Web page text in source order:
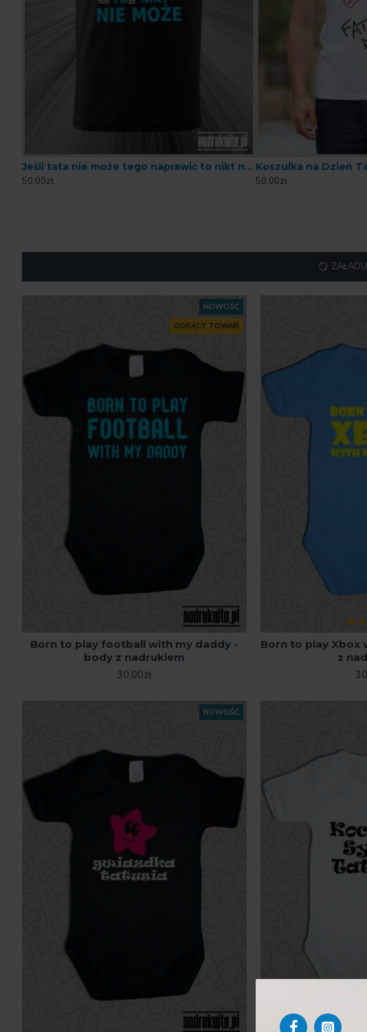
Jeśli tata nie może tego naprawić to nikt nie może - Koszulka z nadrukiem
50,00zł
50,00zł
NOWOŚĆ
GORĄCY TOWAR
Born to play football with my daddy -
body z nadrukiem
30,00zł
Born to play Xbox
z
NOWOŚĆ